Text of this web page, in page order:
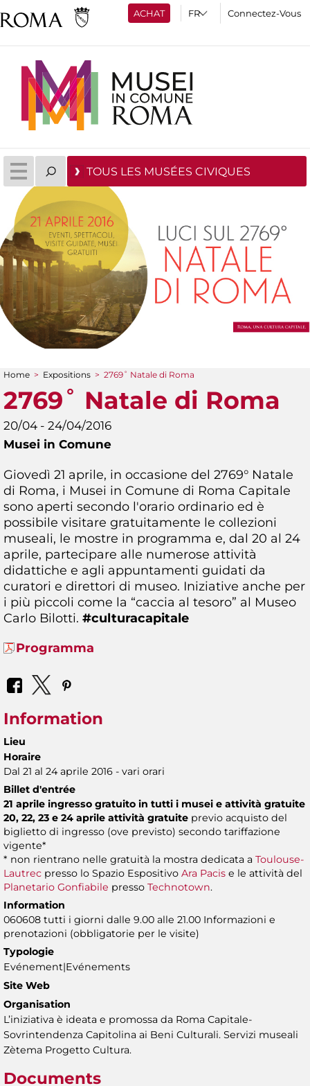
ACHAT Connectez-Vous
TOUS LES MUSÉES CIVIQUES
You are here
Home > Expositions > 2769˚ Natale di Roma
2769˚ Natale di Roma
20/04 - 24/04/2016
Musei in Comune
Giovedì 21 aprile, in occasione del 2769° Natale
di Roma, i Musei in Comune di Roma Capitale
sono aperti secondo l'orario ordinario ed è
possibile visitare gratuitamente le collezioni
museali, le mostre in programma e, dal 20 al 24
aprile, partecipare alle numerose attività
didattiche e agli appuntamenti guidati da
curatori e direttori di museo. Iniziative anche per
i più piccoli come la “caccia al tesoro” al Museo
Carlo Bilotti. #culturacapitale
Programma
Information
Lieu
Horaire
Dal 21 al 24 aprile 2016 - vari orari
Billet d'entrée
21 aprile ingresso gratuito in tutti i musei e attività gratuite
20, 22, 23 e 24 aprile attività gratuite previo acquisto del
biglietto di ingresso (ove previsto) secondo tariffazione
vigente*
* non rientrano nelle gratuità la mostra dedicata a Toulouse-
Lautrec presso lo Spazio Espositivo Ara Pacis e le attività del
Planetario Gonfiabile presso Technotown.
Information
060608 tutti i giorni dalle 9.00 alle 21.00 Informazioni e
prenotazioni (obbligatorie per le visite)
Typologie
Evénement|Evénements
Site Web
Organisation
L’iniziativa è ideata e promossa da Roma Capitale-
Sovrintendenza Capitolina ai Beni Culturali. Servizi museali
Zètema Progetto Cultura.
Documents